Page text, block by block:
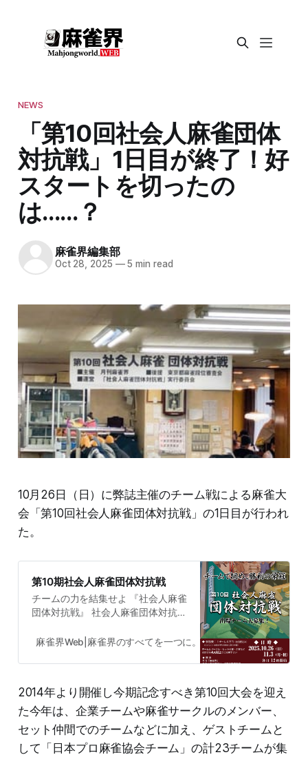
NEWS
「第10回社会人麻雀団体
対抗戦」1日目が終了！好
スタートを切ったの
は……？
麻雀界編集部
Oct 28, 2025 —5 min read
10月26日（日）に弊誌主催のチーム戦による麻雀大
会「第10回社会人麻雀団体対抗戦」の1日目が行われ
た。
第10期社会人麻雀団体対抗戦
チームの力を結集せよ 『社会人麻雀
団体対抗戦』 社会人麻雀団体対抗戦
称：社団戦）とは、弊誌「月刊麻雀
普段は個人戦である麻雀をチーム戦
参加をしやすくし、また自身のチー
ムの看板を掲げ戦うことで、個人戦
では味わえない対局を行うことがで
きるとして、「社会人麻雀団体リー
グ戦」という名称で第1回大会が
麻雀界Web|麻雀界のすべてを一つに。あらゆる情報を網羅す
2014年より開催し今期記念すべき第10回大会を迎え
た今年は、企業チームや麻雀サークルのメンバー、
セット仲間でのチームなどに加え、ゲストチームと
して「日本プロ麻雀協会チーム」の計23チームが集